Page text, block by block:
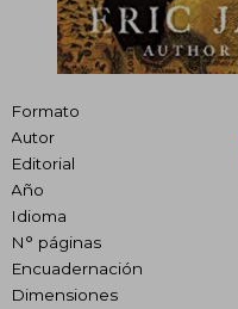
Formato
Autor
Editorial
Año
Idioma
N° páginas
Encuadernación
Dimensiones